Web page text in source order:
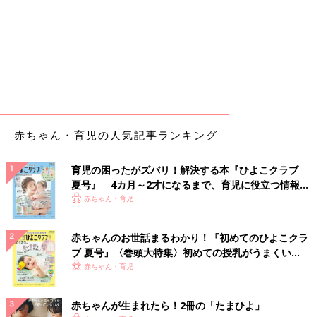
赤ちゃん・育児の人気記事ランキング
育児の困ったがズバリ！解決する本『ひよこクラブ
夏号』 4カ月～2才になるまで、育児に役立つ情報が
いっぱい！
赤ちゃん・育児
赤ちゃんのお世話まるわかり！『初めてのひよこクラ
ブ 夏号』〈巻頭大特集〉初めての授乳がうまくい
く！ おっぱい・ミルクの基本と夏のトラブル 解決テ
赤ちゃん・育児
赤ちゃんが生まれたら！2冊の「たまひよ」